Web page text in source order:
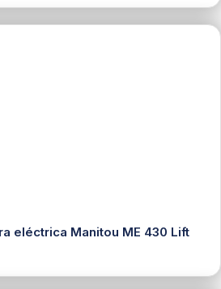
eléctrica Manitou ME 430 Lift